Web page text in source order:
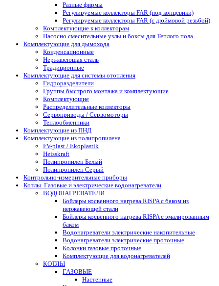
Разные фирмы
Регулируемые коллекторы FAR (под концевики)
Регулируемые коллекторы FAR (с дюймовой резьбой)
Комплектующие к коллекторам
Насосно смесительные узлы и боксы для Теплого пола
Комплектующие для дымохода
Конденсационные
Нержавеющая сталь
Традиционные
Комплектующие для системы отопления
Гидроразделители
Группы быстрого монтажа и комплектующие
Комплектующие
Распределительные коллекторы
Сервоприводы / Сервомоторы
Теплообменники
Комплектующие из ПНД
Комплектующие из полипропилена
FV-plast / Ekoplastik
Heisskraft
Полипропилен Белый
Полипропилен Серый
Контрольно-измерительные приборы
Котлы. Газовые и электрические водонагреватели
ВОДОНАГРЕВАТЕЛИ
Бойлеры косвенного нагрева RISPA с баком из
нержавеющей стали
Бойлеры косвенного нагрева RISPA с эмалированным
баком
Водонагреватели электрические накопительные
Водонагреватели электрические проточные
Колонки газовые проточные
Комплектующие для водонагревателей
КОТЛЫ
ГАЗОВЫЕ
Настенные